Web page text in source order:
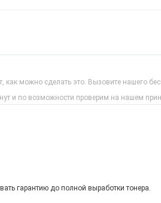
как можно сделать это. Вызовите нашего
и по возможности проверим на нашем
гарантию до полной выработки тонера.